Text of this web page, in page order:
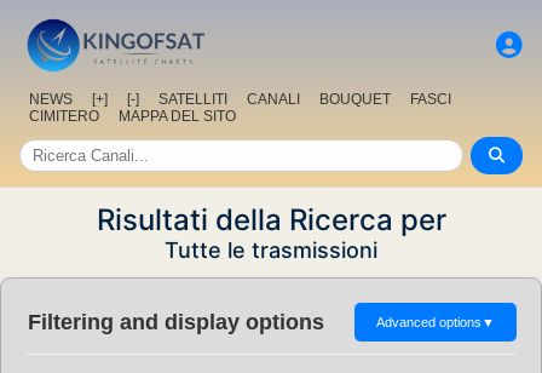
NEWS [+] [-] SATELLITI CANALI BOUQUET
FASCI
CIMITERO
MAPPA DEL SITO
Risultati della Ricerca per
Tutte le trasmissioni
Filtering and display options Advanced options ▼